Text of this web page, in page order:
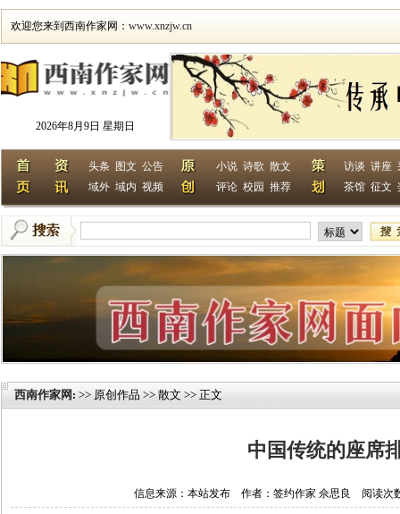
欢迎您来到西南作家网： www.xnzjw.cn
2026年8月9日 星期日
头条 图文 公告
域外 域内 视频
小说 诗歌 散文
评论 校园 推荐
访谈 讲座
茶馆 征文
西南作家网 : >> 原创作品 >> 散文 >> 正文
中国传统的座席
信息来源：本站发布 作者：签约作家 佘思良 阅读次